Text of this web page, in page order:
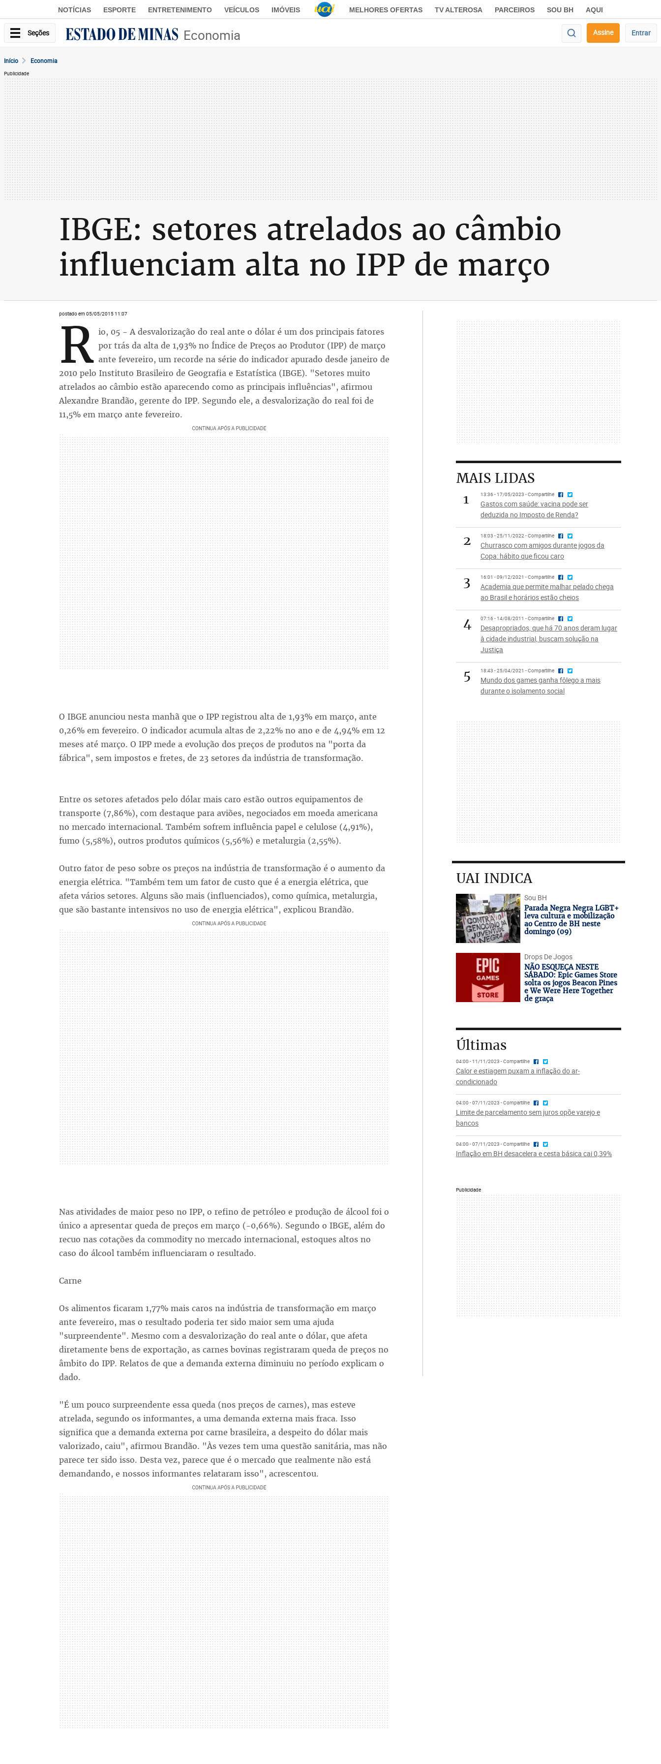
NOTÍCIAS ESPORTE ENTRETENIMENTO VEÍCULOS IMÓVEIS MELHORES OFERTAS TV ALTEROSA PARCEIROS SOU BH AQUI
Seções Economia Assine Entrar
Início Economia
Publicidade
IBGE: setores atrelados ao câmbio
influenciam alta no IPP de março
postado em 05/05/2015 11:07
R io, 05 - A desvalorização do real ante o dólar é um dos principais fatores
por trás da alta de 1,93% no Índice de Preços ao Produtor (IPP) de março
ante fevereiro, um recorde na série do indicador apurado desde janeiro de
2010 pelo Instituto Brasileiro de Geografia e Estatística (IBGE). "Setores muito
atrelados ao câmbio estão aparecendo como as principais influências", afirmou
Alexandre Brandão, gerente do IPP. Segundo ele, a desvalorização do real foi de
11,5% em março ante fevereiro.
O IBGE anunciou nesta manhã que o IPP registrou alta de 1,93% em março, ante
0,26% em fevereiro. O indicador acumula altas de 2,22% no ano e de 4,94% em 12
meses até março. O IPP mede a evolução dos preços de produtos na "porta da
fábrica", sem impostos e fretes, de 23 setores da indústria de transformação.
Entre os setores afetados pelo dólar mais caro estão outros equipamentos de
transporte (7,86%), com destaque para aviões, negociados em moeda americana
no mercado internacional. Também sofrem influência papel e celulose (4,91%),
fumo (5,58%), outros produtos químicos (5,56%) e metalurgia (2,55%).
Outro fator de peso sobre os preços na indústria de transformação é o aumento da
energia elétrica. "Também tem um fator de custo que é a energia elétrica, que
afeta vários setores. Alguns são mais (influenciados), como química, metalurgia,
que são bastante intensivos no uso de energia elétrica", explicou Brandão.
Nas atividades de maior peso no IPP, o refino de petróleo e produção de álcool foi o
único a apresentar queda de preços em março (-0,66%). Segundo o IBGE, além do
recuo nas cotações da commodity no mercado internacional, estoques altos no
caso do álcool também influenciaram o resultado.
Carne
Os alimentos ficaram 1,77% mais caros na indústria de transformação em março
ante fevereiro, mas o resultado poderia ter sido maior sem uma ajuda
"surpreendente". Mesmo com a desvalorização do real ante o dólar, que afeta
diretamente bens de exportação, as carnes bovinas registraram queda de preços no
âmbito do IPP. Relatos de que a demanda externa diminuiu no período explicam o
dado.
"É um pouco surpreendente essa queda (nos preços de carnes), mas esteve
atrelada, segundo os informantes, a uma demanda externa mais fraca. Isso
significa que a demanda externa por carne brasileira, a despeito do dólar mais
valorizado, caiu", afirmou Brandão. "Às vezes tem uma questão sanitária, mas não
parece ter sido isso. Desta vez, parece que é o mercado que realmente não está
demandando, e nossos informantes relataram isso", acrescentou.
MAIS LIDAS
1
13:36 - 17/05/2023 - Compartilhe
Gastos com saúde: vacina pode ser
deduzida no Imposto de Renda?
2 18:03 - 25/11/2022 - Compartilhe
Churrasco com amigos durante jogos da
Copa: hábito que ficou caro
3 16:01 - 09/12/2021 - Compartilhe
Academia que permite malhar pelado chega
ao Brasil e horários estão cheios
4 07:16 - 14/08/2011 - Compartilhe
Desapropriados, que há 70 anos deram lugar
à cidade industrial, buscam solução na
Justiça
5 18:43 - 25/04/2021 - Compartilhe
Mundo dos games ganha fôlego a mais
durante o isolamento social
UAI INDICA
Sou BH
Parada Negra Negra LGBT+
leva cultura e mobilização
ao Centro de BH neste
domingo (09)
Drops De Jogos
NÃO ESQUEÇA NESTE
SÁBADO: Epic Games Store
solta os jogos Beacon Pines
e We Were Here Together
de graça
Últimas
04:00 - 11/11/2023 - Compartilhe
Calor e estiagem puxam a inflação do ar-
condicionado
04:00 - 07/11/2023 - Compartilhe
Limite de parcelamento sem juros opõe varejo e
bancos
04:00 - 07/11/2023 - Compartilhe
Inflação em BH desacelera e cesta básica cai 0,39%
Publicidade